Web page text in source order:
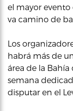
el mayor
va camino de
Los
habrá más de
área de la
semana
disputar en el